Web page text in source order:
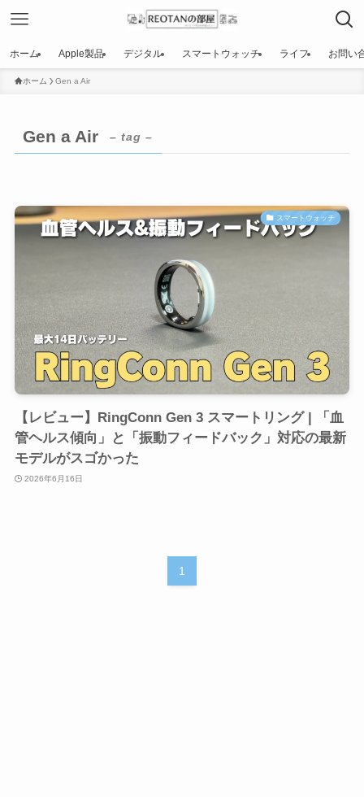
ホーム Apple製品 デジタル スマートウォッチ ライフ お問い
ホーム Gen a Air
Gen a Air – tag –
スマートウォッチ
【レビュー】RingConn Gen 3 スマートリング | 「血
管ヘルス傾向」と「振動フィードバック」対応の最新
モデルがスゴかった
2026年6月16日
1